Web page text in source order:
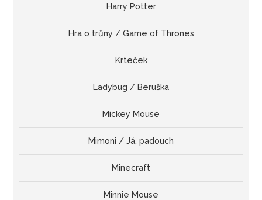
Harry Potter
Hra o trůny / Game of Thrones
Krteček
Ladybug / Beruška
Mickey Mouse
Mimoni / Já, padouch
Minecraft
Minnie Mouse